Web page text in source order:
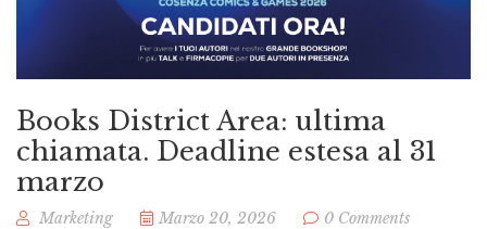
Books District Area: ultima
chiamata. Deadline estesa al 31
marzo
Marketing Marzo 20, 2026
0 Comments